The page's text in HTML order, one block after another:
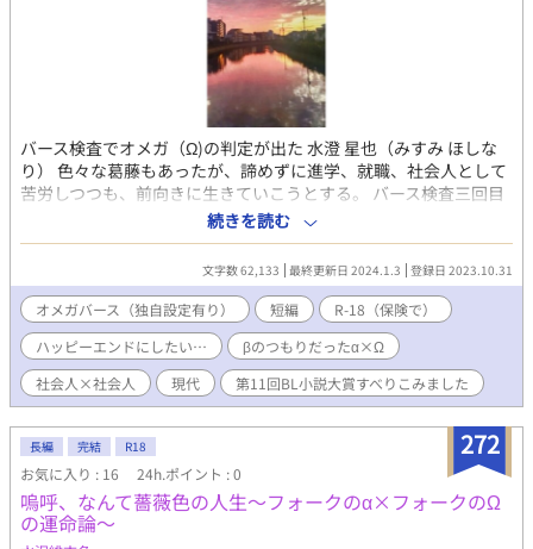
バース検査でオメガ（Ω)の判定が出た 水澄 星也（みすみ ほしな
り） 色々な葛藤もあったが、諦めずに進学、就職、社会人として
苦労しつつも、前向きに生きていこうとする。 バース検査三回目
で、アルファ（α)の判定が出た 渡辺 一太（わたなべ いちた） 周
囲の対応が変わり過ぎてしまい、 人間不振に落ちる。 そんな二人
が、出会っていろんな事が ありつつ、友人になって恋人になって
いくお話です。 β→α×Ω オメガバース多少設定がざるかもしれま
せん。よろしくお願いします。 初めて、投稿するためいろいろ不
手際あると思います。やさしい目で見ていただけるとありがたい
です。
続きを読む
文字数 62,133 最終更新日 2024.1.3 登録日 2023.10.31
オメガバース（独自設定有り） 短編
R-18（保険で）
ハッピーエンドにしたい…
βのつもりだったα×Ω
社会人×社会人
現代 第11回BL小説大賞すべりこみました
272
長編 完結 R18
お気に入り : 16 24h.ポイント : 0
嗚呼、なんて薔薇色の人生～フォークのα×フォークのΩ
の運命論～